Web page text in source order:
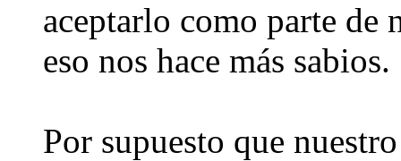
aceptarlo como parte de
eso nos hace más sabios.
Por supuesto que